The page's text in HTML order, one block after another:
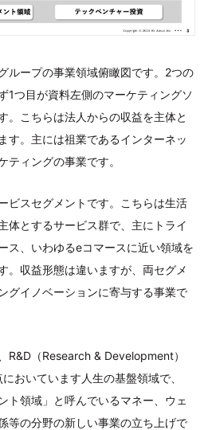
ループの事業領域俯瞰図です。2つの
1つ目が資料左側のマーケティングソ
。こちらは法人からの収益を主体と
す。主には祖業であるインターネッ
ティングの事業です。
ビスセグメントです。こちらは生活
体とするサービス群で、主にトライ
ス、いわゆるeコマースに近い領域を
。収益形態は違いますが、両セグメ
グイノベーションに寄与する事業で
R&D（Research & Development）
おいています人生の基盤領域で、
ト領域」と呼んでいるマネー、ウェ
等の分野の新しい事業の立ち上げで